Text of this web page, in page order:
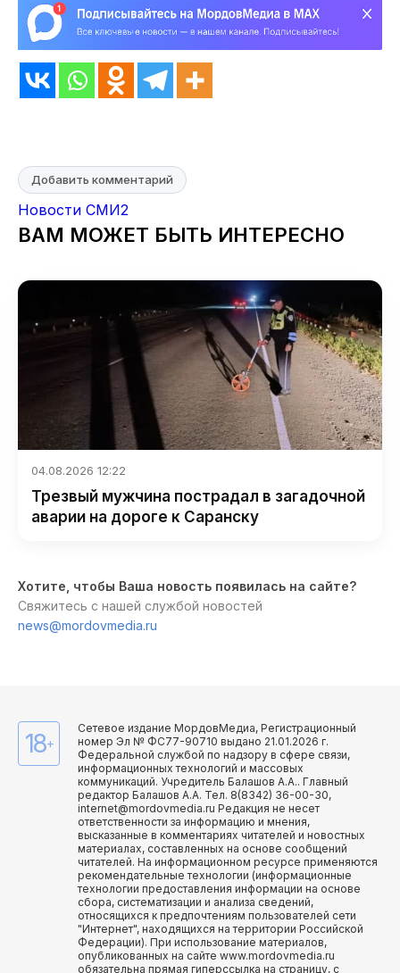
Добавить комментарий
Новости СМИ2
ВАМ МОЖЕТ БЫТЬ ИНТЕРЕСНО
04.08.2026 12:22
Трезвый мужчина пострадал в загадочной
аварии на дороге к Саранску
Хотите, чтобы Ваша новость появилась на сайте?
Свяжитесь с нашей службой новостей
news@mordovmedia.ru
18+
Сетевое издание МордовМедиа, Регистрационный
номер Эл № ФС77-90710 выдано 21.01.2026 г.
Федеральной службой по надзору в сфере связи,
информационных технологий и массовых
коммуникаций. Учредитель Балашов А.А.. Главный
редактор Балашов А.А. Тел. 8(8342) 36-00-30,
internet@mordovmedia.ru Редакция не несет
ответственности за информацию и мнения,
высказанные в комментариях читателей и новостных
материалах, составленных на основе сообщений
читателей. На информационном ресурсе применяются
рекомендательные технологии (информационные
технологии предоставления информации на основе
сбора, систематизации и анализа сведений,
относящихся к предпочтениям пользователей сети
"Интернет", находящихся на территории Российской
Федерации). При использование материалов,
опубликованных на сайте www.mordovmedia.ru
обязательна прямая гиперссылка на страницу, с